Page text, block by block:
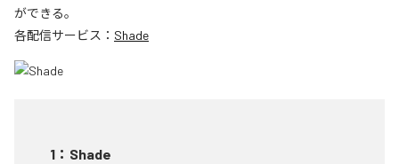
ができる。
各配信サービス： Shade
1 ： Shade